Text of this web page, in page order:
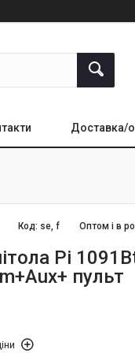
Доставка/
Оптом і в
Код: se, f
Pi
пульт